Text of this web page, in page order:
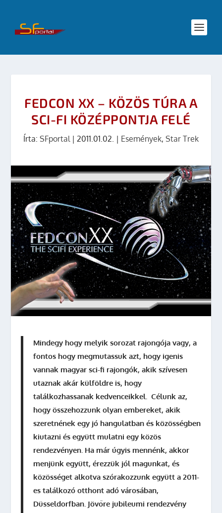
FEDCON XX – KÖZÖS TÚRA A
SCI-FI KÖZÉPPONTJA FELÉ
Írta: SFportal| 2011.01.02. | Események, Star Trek
Mindegy hogy melyik sorozat rajongója vagy, a
fontos hogy megmutassuk azt, hogy igenis
vannak magyar sci-fi rajongók, akik szívesen
utaznak akár külföldre is, hogy
találkozhassanak kedvenceikkel. Célunk az,
hogy összehozzunk olyan embereket, akik
szeretnének egy jó hangulatban és közösségben
kiutazni és együtt mulatni egy közös
rendezvényen. Ha már úgyis mennénk, akkor
menjünk együtt, érezzük jól magunkat, és
közösséget alkotva szórakozzunk együtt a 2011-
es találkozó otthont adó városában,
Düsseldorfban. Jövőre jubileumi rendezvény